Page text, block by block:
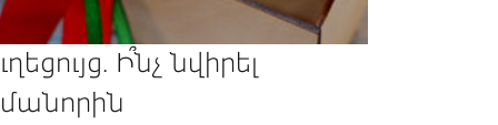
Ի՞նչ նվիրել